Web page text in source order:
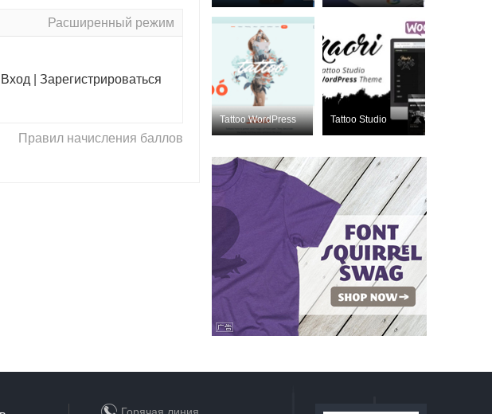
Расширенный режим
Вход Зарегистрироваться
Правил начисления баллов
Designer Pro
Nulled
Лучший плаг
Tattoo WordPress
Nulled
Tattoo Studio
Nulled
2260020